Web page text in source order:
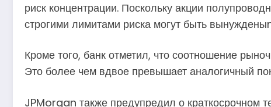
риск концентрации. Поскольку акции
строгими лимитами риска могут быть
Кроме того, банк отметил, что соотношение
Это более чем вдвое превышает аналогичный
JPMorgan также предупредил о краткосрочном